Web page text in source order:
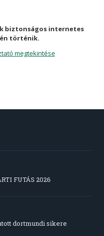
biztonságos internetes
történik.
megtekintése
FUTÁS 2026
dortmundi sikere